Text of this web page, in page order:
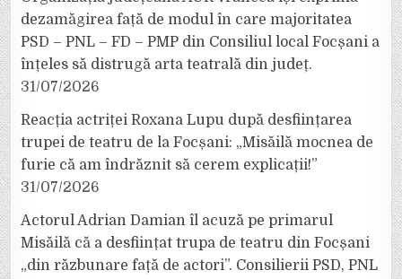
dezamăgirea față de modul în care majoritatea
PSD – PNL – FD – PMP din Consiliul local Focșani a
înțeles să distrugă arta teatrală din județ.
31/07/2026
Reacția actriței Roxana Lupu după desființarea
trupei de teatru de la Focșani: „Misăilă mocnea de
furie că am îndrăznit să cerem explicații!”
31/07/2026
Actorul Adrian Damian îl acuză pe primarul
Misăilă că a desființat trupa de teatru din Focșani
„din răzbunare față de actori”. Consilierii PSD, PNL